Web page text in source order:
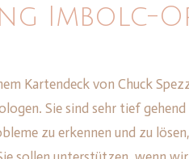
Imbolc-
Kartendeck von Chuck
Sie sind sehr tief
zu erkennen und zu